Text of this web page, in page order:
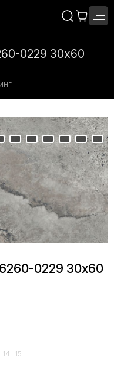
0229 30х60
0229 30х60
14 15